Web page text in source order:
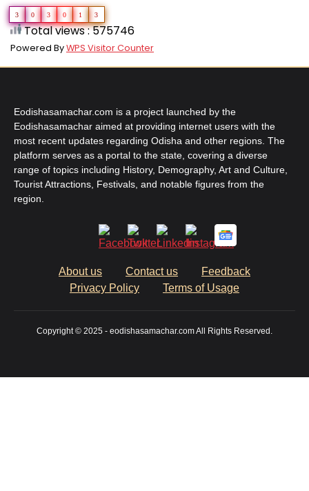
3 0 3 0 1 3
Total views : 575746
Powered ByWPS Visitor Counter
Eodishasamachar.com is a project launched by the
Eodishasamachar aimed at providing internet users with the
most recent updates regarding Odisha and other regions. The
platform serves as a portal to the state, covering a diverse
range of topics including History, Demography, Art and Culture,
Tourist Attractions, Festivals, and notable figures from the
region.
About us Contact us
Feedback
Privacy Policy
Terms of Usage
Copyright © 2025 - eodishasamachar.com All Rights Reserved.